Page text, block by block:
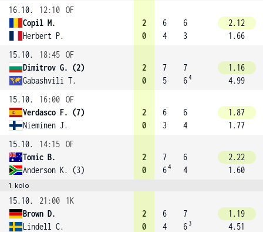
16.10.
12:10 OF
Copil M.
Herbert P.
2
0
6
4
6
3
2.12
1.66
15.10.
18:45 OF
Dimitrov G. (2)
Gabashvili T.
2
0
7
5
7
64
1.16
4.99
15.10.
16:00 OF
Verdasco F. (7)
Nieminen J.
2
0
6
3
6
4
1.87
1.77
15.10.
14:15 OF
Tomic B.
Anderson K. (3)
2
0
7
64
6
4
2.22
1.60
1. kolo
15.10. 21:00
1K
Brown D.
Lindell C.
2
0
6
4
7
6 3
1.19
4.51